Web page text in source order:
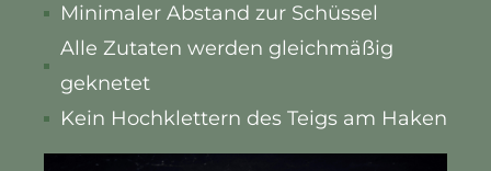
Minimaler Abstand zur Schüssel
Alle Zutaten werden gleichmäßig
geknetet
Kein Hochklettern des Teigs am Haken